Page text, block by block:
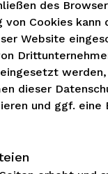
des
von Cookies kann
Website
dieser
und ggf. eine